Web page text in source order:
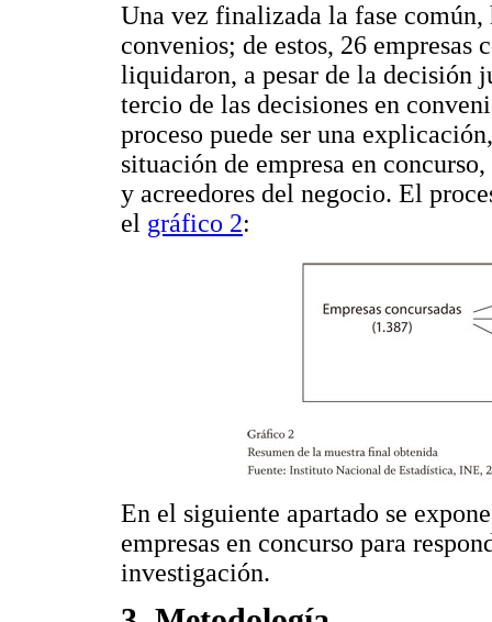
Una vez finalizada la fase
convenios; de estos, 26
liquidaron, a pesar de la decisión
tercio de las decisiones en
proceso puede ser una
situación de empresa en
y acreedores del negocio. El
el gráfico 2:
En el siguiente apartado se
empresas en concurso para
investigación.